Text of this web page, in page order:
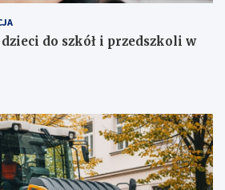
do szkół i przedszkoli w